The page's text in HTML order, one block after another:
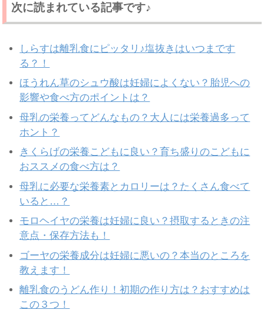
次に読まれている記事です♪
しらすは離乳食にピッタリ♪塩抜きはいつまです
る？！
ほうれん草のシュウ酸は妊婦によくない？胎児への
影響や食べ方のポイントは？
母乳の栄養ってどんなもの？大人には栄養過多って
ホント？
きくらげの栄養こどもに良い？育ち盛りのこどもに
おススメの食べ方は？
母乳に必要な栄養素とカロリーは？たくさん食べて
いると…？
モロヘイヤの栄養は妊婦に良い？摂取するときの注
意点・保存方法も！
ゴーヤの栄養成分は妊婦に悪いの？本当のところを
教えます！
離乳食のうどん作り！初期の作り方は？おすすめは
この３つ！